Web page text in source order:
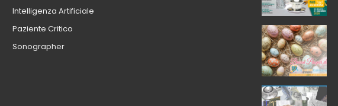
Intelligenza Artificiale
Paziente Critico
Sonographer